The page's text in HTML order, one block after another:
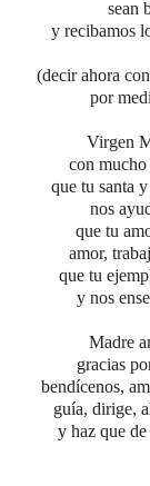
sean
y recibamos
(decir ahora
por
Virgen
con
que tu santa
nos
que tu
amor,
que tu
y nos
Madre
gracias
bendícenos,
guía, dirige,
y haz que